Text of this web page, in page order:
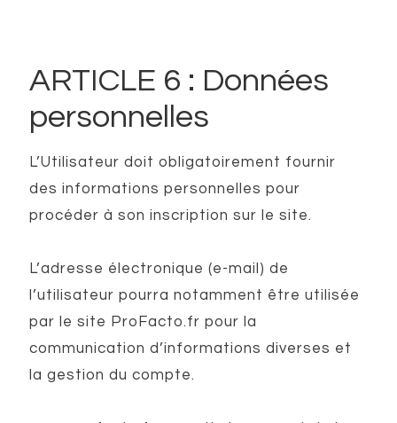
ARTICLE 6 : Données
personnelles
L’Utilisateur doit obligatoirement fournir
des informations personnelles pour
procéder à son inscription sur le site.
L’adresse électronique (e-mail) de
l’utilisateur pourra notamment être utilisée
par le site ProFacto.fr pour la
communication d’informations diverses et
la gestion du compte.